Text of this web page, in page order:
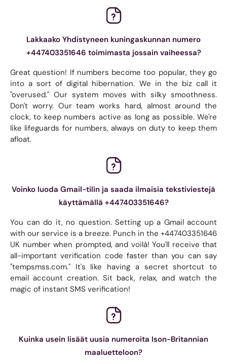
Lakkaako Yhdistyneen kuningaskunnan numero
+447403351646 toimimasta jossain vaiheessa?
Great question! If numbers become too popular, they go
into a sort of digital hibernation. We in the biz call it
"overused." Our system moves with silky smoothness.
Don't worry. Our team works hard, almost around the
clock, to keep numbers active as long as possible. We're
like lifeguards for numbers, always on duty to keep them
afloat.
Voinko luoda Gmail-tilin ja saada ilmaisia ​​tekstiviestejä
käyttämällä +447403351646?
You can do it, no question. Setting up a Gmail account
with our service is a breeze. Punch in the +447403351646
UK number when prompted, and voilà! You'll receive that
all-important verification code faster than you can say
"tempsmss.com." It's like having a secret shortcut to
email account creation. Sit back, relax, and watch the
magic of instant SMS verification!
Kuinka usein lisäät uusia numeroita Ison-Britannian
maaluetteloon?